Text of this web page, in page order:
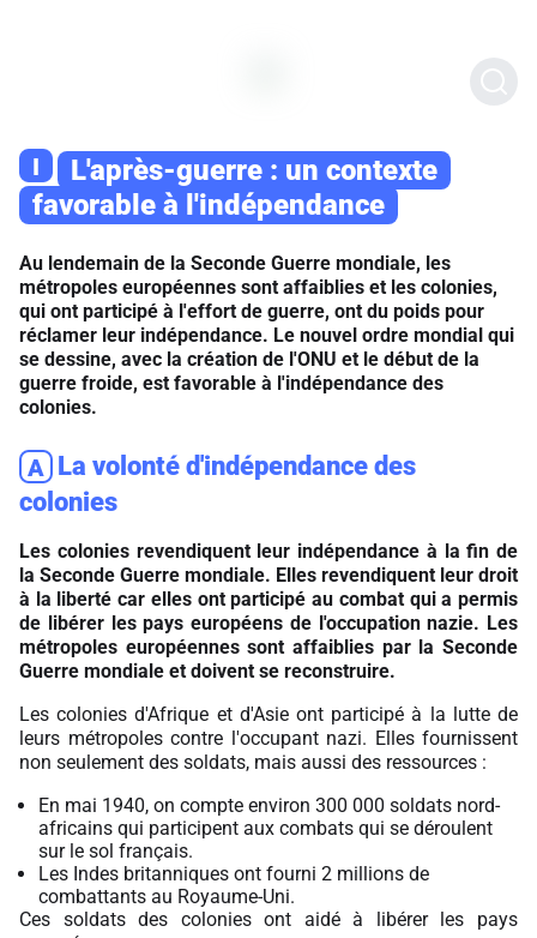
I
L'après-guerre : un contexte
favorable à l'indépendance
Au lendemain de la Seconde Guerre mondiale, les
métropoles européennes sont affaiblies et les colonies,
qui ont participé à l'effort de guerre, ont du poids pour
réclamer leur indépendance. Le nouvel ordre mondial qui
se dessine, avec la création de l'ONU et le début de la
guerre froide, est favorable à l'indépendance des
colonies.
A
La volonté d'indépendance des
colonies
Les colonies revendiquent leur indépendance à la fin de
la Seconde Guerre mondiale. Elles revendiquent leur droit
à la liberté car elles ont participé au combat qui a permis
de libérer les pays européens de l'occupation nazie. Les
métropoles européennes sont affaiblies par la Seconde
Guerre mondiale et doivent se reconstruire.
Les colonies d'Afrique et d'Asie ont participé à la lutte de
leurs métropoles contre l'occupant nazi. Elles fournissent
non seulement des soldats, mais aussi des ressources :
En mai 1940, on compte environ 300 000 soldats nord-
africains qui participent aux combats qui se déroulent
sur le sol français.
Les Indes britanniques ont fourni 2 millions de
combattants au Royaume-Uni.
Ces soldats des colonies ont aidé à libérer les pays